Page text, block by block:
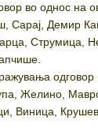
во однос на
Сарај, Демир
Струмица,
одговор
Желино,
Виница,